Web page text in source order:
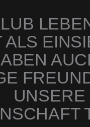
ALS
UNSERE